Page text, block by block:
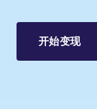
开始变现